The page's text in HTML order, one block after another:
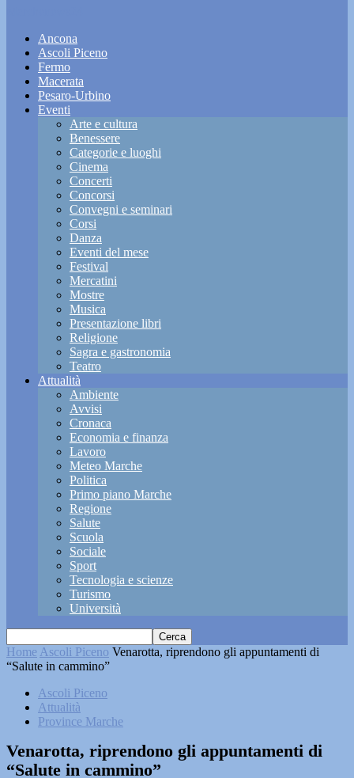
Ancona
Ascoli Piceno
Fermo
Macerata
Pesaro-Urbino
Eventi
Arte e cultura
Benessere
Categorie e luoghi
Cinema
Concerti
Concorsi
Convegni e seminari
Corsi
Danza
Eventi del mese
Festival
Mercatini
Mostre
Musica
Presentazione libri
Religione
Sagra e gastronomia
Teatro
Attualità
Ambiente
Avvisi
Cronaca
Economia e finanza
Lavoro
Meteo Marche
Politica
Primo piano Marche
Regione
Salute
Scuola
Sociale
Sport
Tecnologia e scienze
Turismo
Università
Home Ascoli Piceno Venarotta, riprendono gli appuntamenti di
“Salute in cammino”
Ascoli Piceno
Attualità
Province Marche
Venarotta, riprendono gli appuntamenti di
“Salute in cammino”